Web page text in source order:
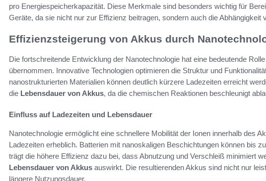
pro Energiespeicherkapazität. Diese Merkmale sind besonders wichtig für
Geräte, da sie nicht nur zur Effizienz beitragen, sondern auch die Abhängigkeit
Effizienzsteigerung von Akkus durch
Die fortschreitende Entwicklung der Nanotechnologie hat eine bedeutende
übernommen. Innovative Technologien optimieren die Struktur und
nanostrukturierten Materialien können deutlich kürzere Ladezeiten erreicht
die Lebensdauer von Akkus, da die chemischen Reaktionen beschleunigt
Einfluss auf Ladezeiten und Lebensdauer
Nanotechnologie ermöglicht eine schnellere Mobilität der Ionen innerhalb des
Ladezeiten erheblich. Batterien mit nanoskaligen Beschichtungen können bis
trägt die höhere Effizienz dazu bei, dass Abnutzung und Verschleiß minimiert
Lebensdauer von Akkus auswirkt. Die resultierenden Akkus sind nicht nur
längere Nutzungsdauer.